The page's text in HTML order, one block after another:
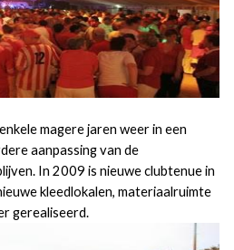
magere jaren weer in een
aanpassing van de
In 2009 is nieuwe clubtenue in
kleedlokalen, materiaalruimte
gerealiseerd.